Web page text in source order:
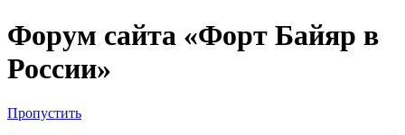
Форум сайта «Форт Байяр в
России»
Пропустить